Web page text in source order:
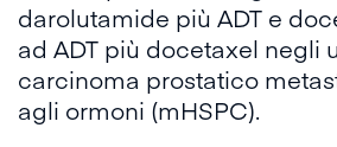
darolutamide più ADT e
ad ADT più docetaxel negli
carcinoma prostatico
agli ormoni (mHSPC).